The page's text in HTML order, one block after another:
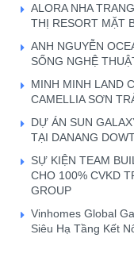
ALORA NHA
THỊ RESORT MẶT
ANH NGUYỄN
SỐNG NGHỆ
MINH MINH LAND
CAMELLIA SƠN
DỰ ÁN SUN
TẠI DANANG
SỰ KIỆN TEAM
CHO 100% CVKD
GROUP
Vinhomes Global
Siêu Hạ Tầng Kết